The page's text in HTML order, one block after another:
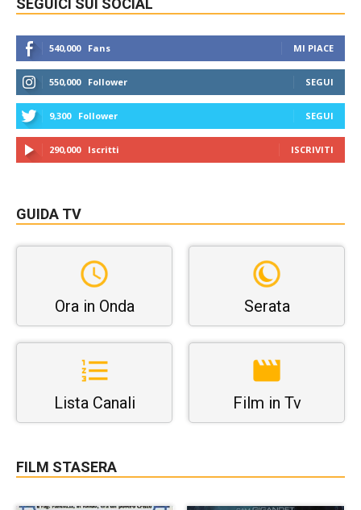
SEGUICI SUI SOCIAL
540,000 Fans MI PIACE
550,000 Follower SEGUI
9,300 Follower SEGUI
290,000 Iscritti ISCRIVITI
GUIDA TV
Ora in Onda Serata
Lista Canali Film in Tv
FILM STASERA